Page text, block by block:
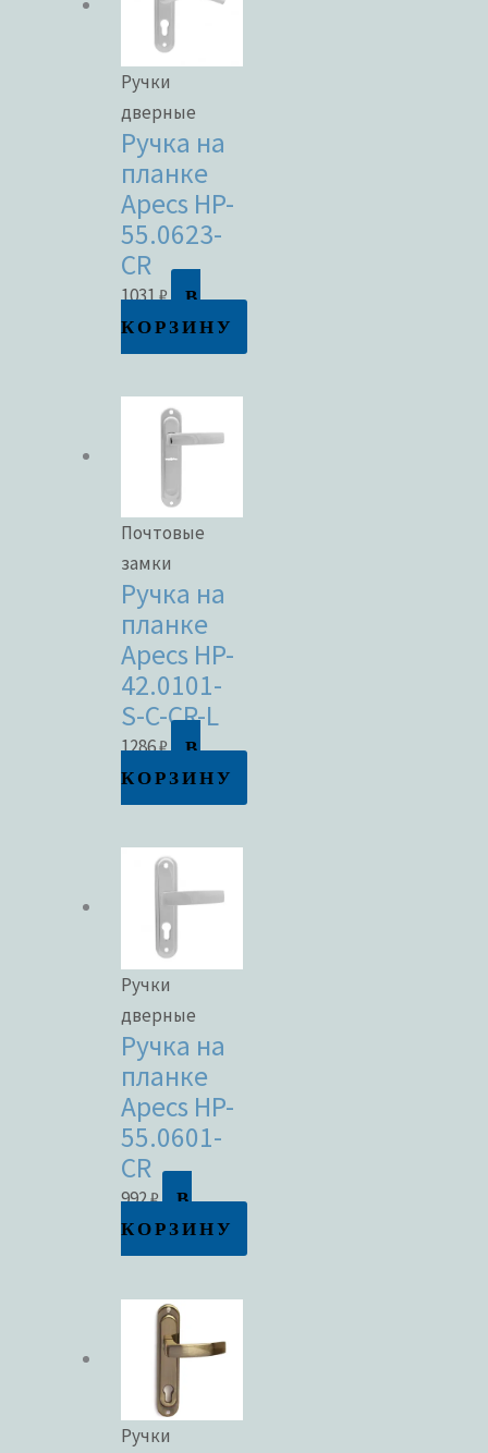
Ручки
дверные
Ручка на
планке
Apecs HP-
55.0623-
CR
1031₽
В
КОРЗИНУ
Почтовые
замки
Ручка на
планке
Apecs HP-
42.0101-
S-C-CR-L
1286₽
В
КОРЗИНУ
Ручки
дверные
Ручка на
планке
Apecs HP-
55.0601-
CR
992₽
В
КОРЗИНУ
Ручки